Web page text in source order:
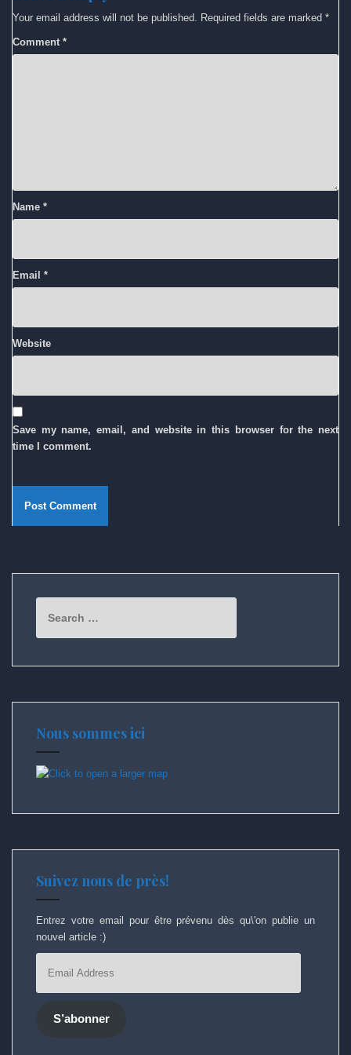
Your email address will not be published. Required fields are marked *
Comment *
Name *
Email *
Website
Save my name, email, and website in this browser for the next
time I comment.
for:
Nous sommes ici
Suivez nous de près!
Entrez votre email pour être prévenu dès qu\'on publie un
nouvel article :)
Address
S’abonner